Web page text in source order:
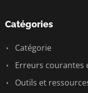
Catégories
Catégorie
Erreurs courantes
Outils et